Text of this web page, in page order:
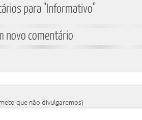
para "Informativo"
novo comentário
que não divulgaremos)